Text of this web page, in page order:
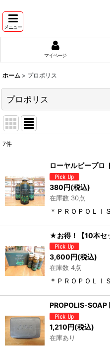
メニュー
マイページ
ホーム > プロポリス
プロポリス
並び順:
7件
ローヤルビープ
380円(税込)
在庫数 30点
＊ＰＲＯＰＯＬ
★お得！【10本セ
3,600円(税込)
在庫数 4点
＊ＰＲＯＰＯＬ
PROPOLIS-
1,210円(税込)
在庫あり